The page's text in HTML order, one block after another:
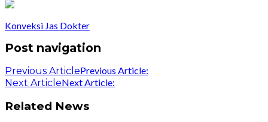
Konveksi Jas Dokter
Post navigation
Previous ArticlePrevious Article:
Next ArticleNext Article:
Related News